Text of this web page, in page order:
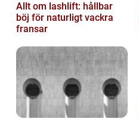
Allt om lashlift: hållbar
böj för naturligt vackra
fransar